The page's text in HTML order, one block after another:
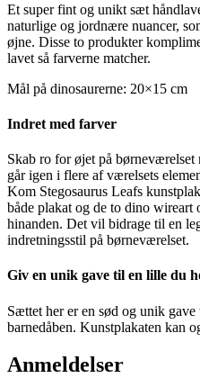
Et super fint og unikt sæt
naturlige og jordnære nuancer,
øjne. Disse to produkter
lavet så farverne matcher.
Mål på dinosaurerne: 20×15 cm
Indret med farver
Skab ro for øjet på
går igen i flere af værelsets
Kom Stegosaurus Leafs
både plakat og de to dino
hinanden. Det vil bidrage til en
indretningsstil på børneværelset.
Giv en unik gave til en lille du
Sættet her er en sød og unik
barnedåben. Kunstplakaten kan
Anmeldelser